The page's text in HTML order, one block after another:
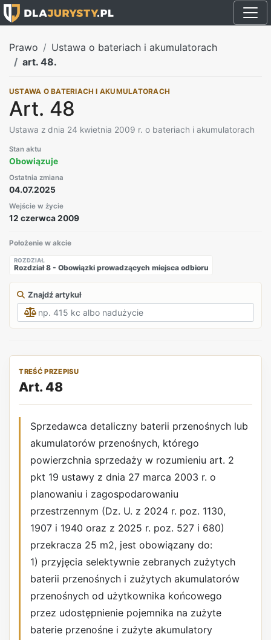
Prawo
Ustawa o bateriach i akumulatorach
art. 48.
USTAWA O BATERIACH I AKUMULATORACH
Art. 48
Ustawa z dnia 24 kwietnia 2009 r. o bateriach i akumulatorach
Stan aktu
Obowiązuje
Ostatnia zmiana
04.07.2025
Wejście w życie
12 czerwca 2009
Położenie w akcie
ROZDZIAŁ
Rozdział 8 - Obowiązki prowadzących miejsca odbioru
Znajdź artykuł
TREŚĆ PRZEPISU
Art. 48
Sprzedawca detaliczny baterii przenośnych lub
akumulatorów przenośnych, którego
powierzchnia sprzedaży w rozumieniu art. 2
pkt 19 ustawy z dnia 27 marca 2003 r. o
planowaniu i zagospodarowaniu
przestrzennym (Dz. U. z 2024 r. poz. 1130,
1907 i 1940 oraz z 2025 r. poz. 527 i 680)
przekracza 25 m2, jest obowiązany do:
1) przyjęcia selektywnie zebranych zużytych
baterii przenośnych i zużytych akumulatorów
przenośnych od użytkownika końcowego
przez udostępnienie pojemnika na zużyte
baterie przenośne i zużyte akumulatory